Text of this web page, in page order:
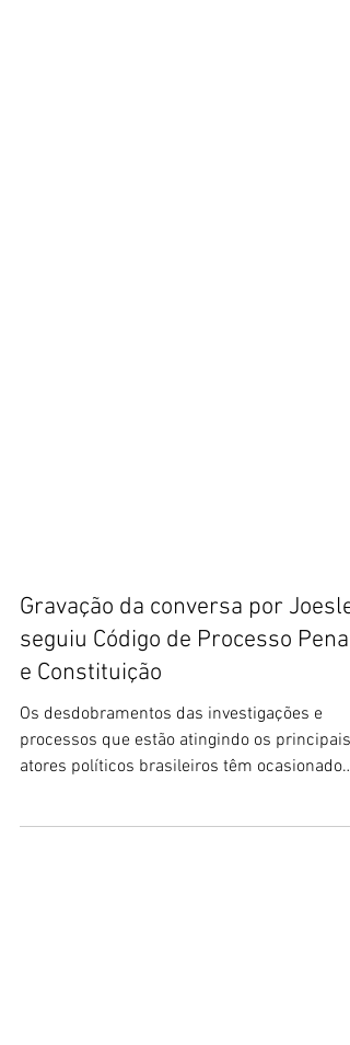
Gravação da conversa por Joesley
seguiu Código de Processo Penal
e Constituição
Os desdobramentos das investigações e
processos que estão atingindo os principais
atores políticos brasileiros têm ocasionado